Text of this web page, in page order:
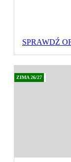
SPRAWDŹ
ZIMA 26/27